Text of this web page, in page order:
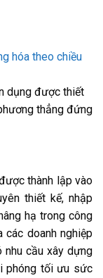
hóa theo chiều
dụng được thiết
thẳng đứng
thành lập vào
thiết kế, nhập
hạ trong công
các doanh nghiệp
nhu cầu xây dựng
phóng tối ưu sức